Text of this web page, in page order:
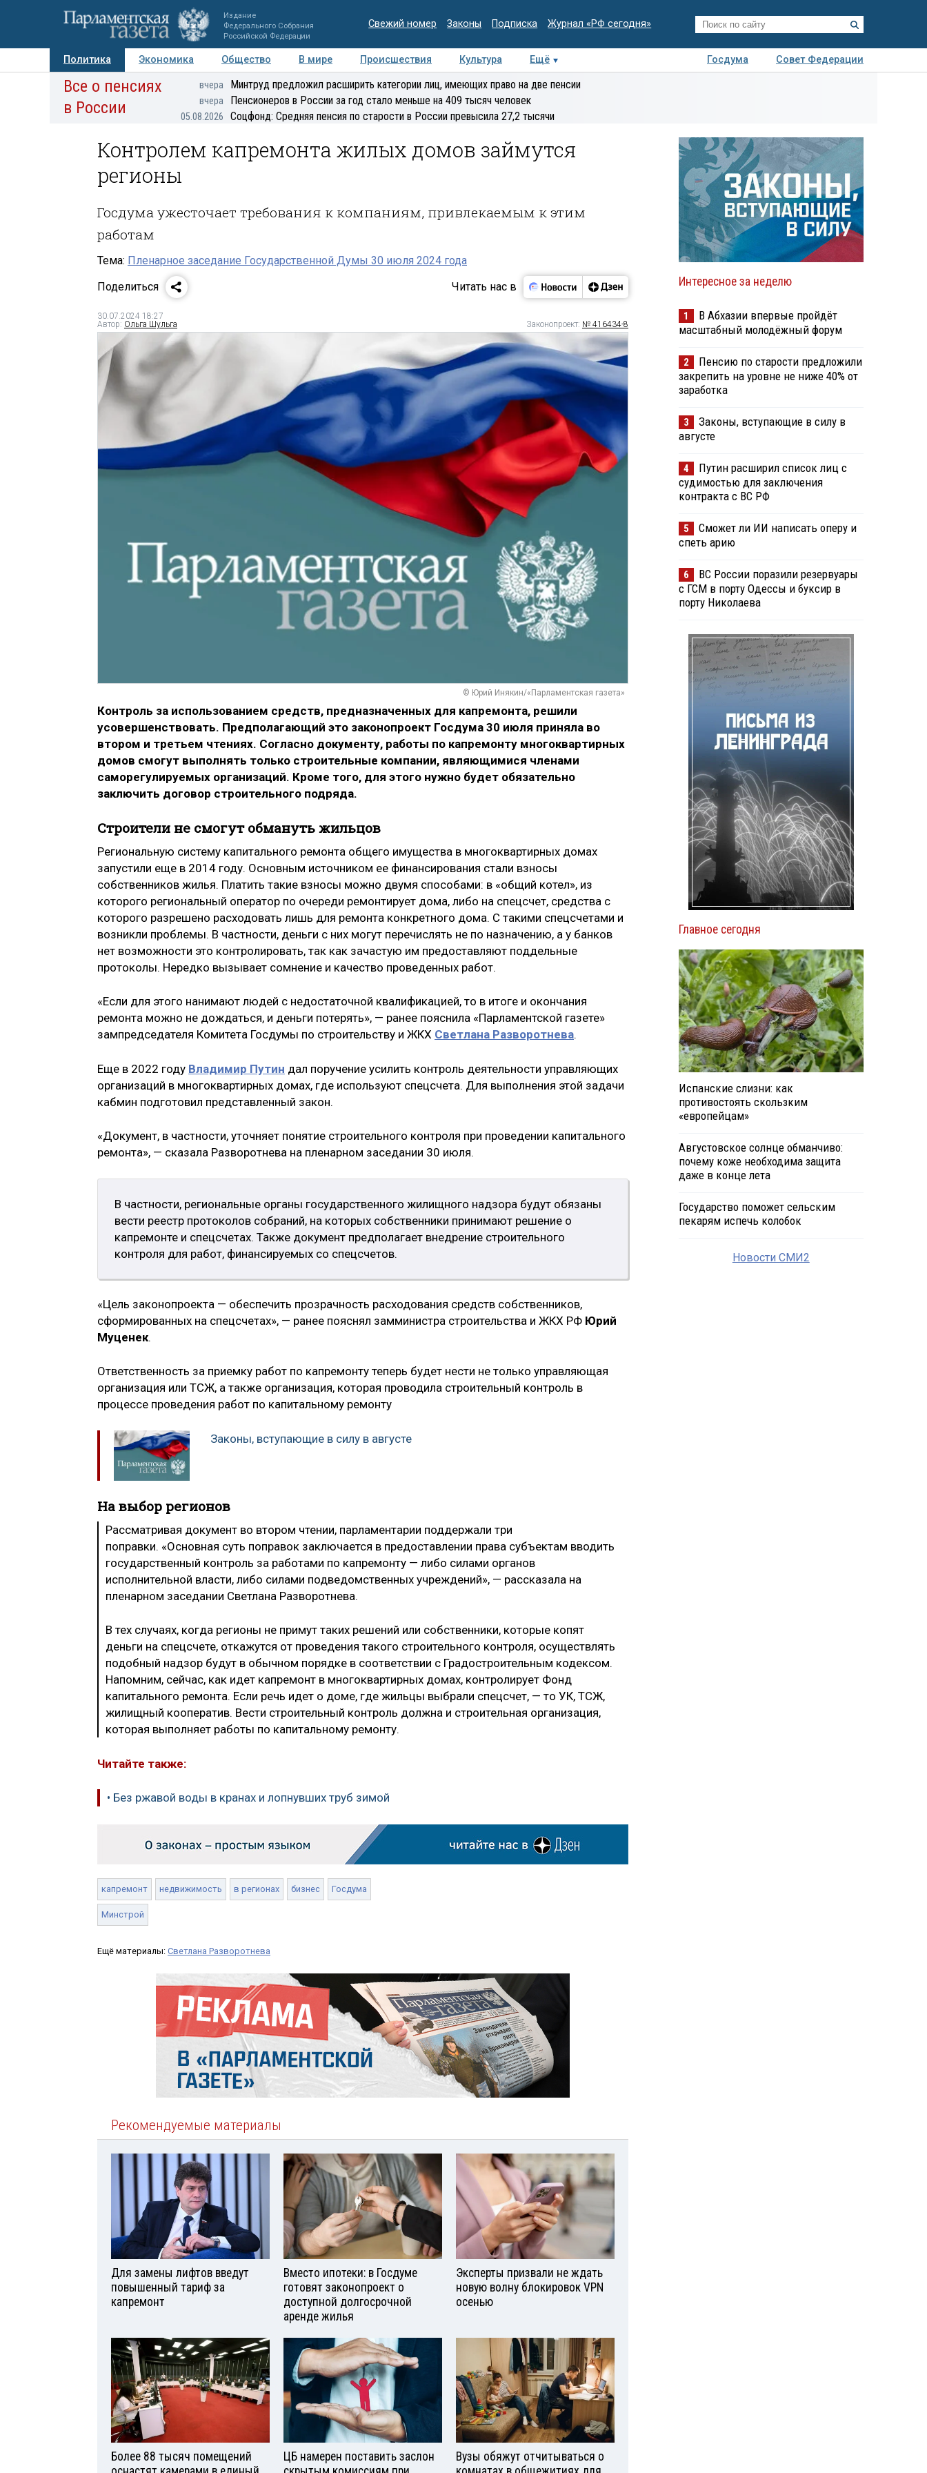
Издание
Федерального Собрания
Российской Федерации
Свежий номер Законы Подписка Журнал «РФ сегодня»
Политика Экономика Общество В мире Происшествия Культура Ещё Госдума
Совет Федерации
Авторы Персоны Мнения Регионы Медиацентр Интервью Колумнисты
Деловая
Все о пенсиях
в России
вчера Минтруд предложил расширить категории лиц, имеющих право на две пенсии
вчера Пенсионеров в России за год стало меньше на 409 тысяч человек
05.08.2026 Соцфонд: Средняя пенсия по старости в России превысила 27,2 тысячи
Контролем капремонта жилых домов займутся
регионы
Госдума ужесточает требования к компаниям, привлекаемым к этим
работам
Тема: Пленарное заседание Государственной Думы 30 июля 2024 года
Поделиться
Читать нас в
30.07.2024 18:27
Автор: Ольга Шульга Законопроект: № 416434-8
© Юрий Инякин/«Парламентская газета»
Контроль за использованием средств, предназначенных для капремонта, решили
усовершенствовать. Предполагающий это законопроект Госдума 30 июля приняла во
втором и третьем чтениях. Согласно документу, работы по капремонту многоквартирных
домов смогут выполнять только строительные компании, являющимися членами
саморегулируемых организаций. Кроме того, для этого нужно будет обязательно
заключить договор строительного подряда.
Строители не смогут обмануть жильцов
Региональную систему капитального ремонта общего имущества в многоквартирных домах
запустили еще в 2014 году. Основным источником ее финансирования стали взносы
собственников жилья. Платить такие взносы можно двумя способами: в «общий котел», из
которого региональный оператор по очереди ремонтирует дома, либо на спецсчет, средства с
которого разрешено расходовать лишь для ремонта конкретного дома. С такими спецсчетами и
возникли проблемы. В частности, деньги с них могут перечислять не по назначению, а у банков
нет возможности это контролировать, так как зачастую им предоставляют поддельные
протоколы. Нередко вызывает сомнение и качество проведенных работ.
«Если для этого нанимают людей с недостаточной квалификацией, то в итоге и окончания
ремонта можно не дождаться, и деньги потерять», — ранее пояснила «Парламентской газете»
зампредседателя Комитета Госдумы по строительству и ЖКХ Светлана Разворотнева.
Еще в 2022 году Владимир Путин дал поручение усилить контроль деятельности управляющих
организаций в многоквартирных домах, где используют спецсчета. Для выполнения этой задачи
кабмин подготовил представленный закон.
«Документ, в частности, уточняет понятие строительного контроля при проведении капитального
ремонта», — сказала Разворотнева на пленарном заседании 30 июля.
В частности, региональные органы государственного жилищного надзора будут обязаны
вести реестр протоколов собраний, на которых собственники принимают решение о
капремонте и спецсчетах. Также документ предполагает внедрение строительного
контроля для работ, финансируемых со спецсчетов.
«Цель законопроекта — обеспечить прозрачность расходования средств собственников,
сформированных на спецсчетах», — ранее пояснял замминистра строительства и ЖКХ РФ Юрий
Муценек.
Ответственность за приемку работ по капремонту теперь будет нести не только управляющая
организация или ТСЖ, а также организация, которая проводила строительный контроль в
процессе проведения работ по капитальному ремонту
Законы, вступающие в силу в августе
На выбор регионов
Рассматривая документ во втором чтении, парламентарии поддержали три
поправки. «Основная суть поправок заключается в предоставлении права субъектам вводить
государственный контроль за работами по капремонту — либо силами органов
исполнительной власти, либо силами подведомственных учреждений», — рассказала на
пленарном заседании Светлана Разворотнева.
В тех случаях, когда регионы не примут таких решений или собственники, которые копят
деньги на спецсчете, откажутся от проведения такого строительного контроля, осуществлять
подобный надзор будут в обычном порядке в соответствии с Градостроительным кодексом.
Напомним, сейчас, как идет капремонт в многоквартирных домах, контролирует Фонд
капитального ремонта. Если речь идет о доме, где жильцы выбрали спецсчет, — то УК, ТСЖ,
жилищный кооператив. Вести строительный контроль должна и строительная организация,
которая выполняет работы по капитальному ремонту.
Читайте также:
• Без ржавой воды в кранах и лопнувших труб зимой
капремонт недвижимость в регионах бизнес Госдума
Минстрой
Ещё материалы: Светлана Разворотнева
Рекомендуемые материалы
Для замены лифтов введут
повышенный тариф за
капремонт
Вместо ипотеки: в Госдуме
готовят законопроект о
доступной долгосрочной
аренде жилья
Эксперты призвали не ждать
новую волну блокировок VPN
осенью
Более 88 тысяч помещений
ЦБ намерен поставить заслон
Вузы обяжут отчитываться о
Интересное за неделю
1
В Абхазии впервые пройдёт
масштабный молодёжный форум
2
Пенсию по старости предложили
закрепить на уровне не ниже 40% от
заработка
3
Законы, вступающие в силу в
августе
4
Путин расширил список лиц с
судимостью для заключения
контракта с ВС РФ
5
Сможет ли ИИ написать оперу и
спеть арию
6
ВС России поразили резервуары
с ГСМ в порту Одессы и буксир в
порту Николаева
Главное сегодня
Испанские слизни: как
противостоять скользким
«европейцам»
Августовское солнце обманчиво:
почему коже необходима защита
даже в конце лета
Государство поможет сельским
пекарям испечь колобок
Новости СМИ2